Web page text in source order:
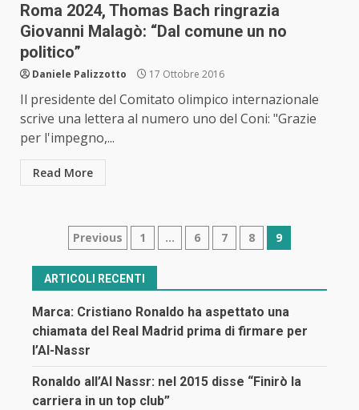
Roma 2024, Thomas Bach ringrazia
Giovanni Malagò: “Dal comune un no
politico”
Daniele Palizzotto 17 Ottobre 2016
Il presidente del Comitato olimpico internazionale
scrive una lettera al numero uno del Coni: "Grazie
per l'impegno,...
Read More
Navigazione
articoli
Previous 1 … 6 7 8 9
ARTICOLI RECENTI
Marca: Cristiano Ronaldo ha aspettato una
chiamata del Real Madrid prima di firmare per
l’Al-Nassr
Ronaldo all’Al Nassr: nel 2015 disse “Finirò la
carriera in un top club”